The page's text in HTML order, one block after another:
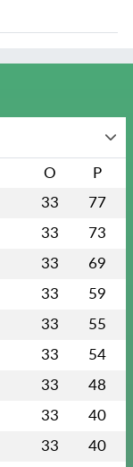
O P
33 77
33 73
33 69
33 59
33 55
33 54
33 48
33 40
33 40